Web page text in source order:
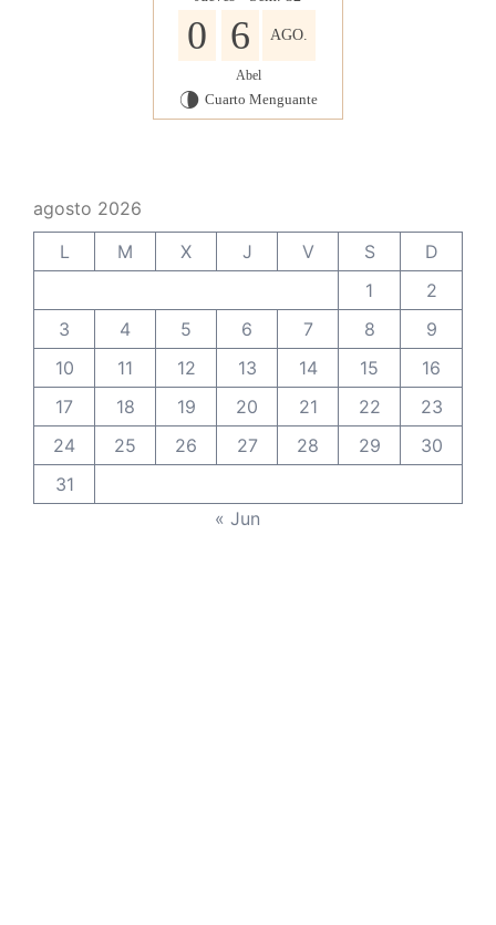
0 6 AGO.
Abel
U Cuarto Menguante
agosto 2026
L
M X J V S
D
1
2
3
4 5 6 7 8
9
10
11 12 13 14 15
16
17
18 19 20 21 22
23
24
25 26 27 28 29
30
31
« Jun